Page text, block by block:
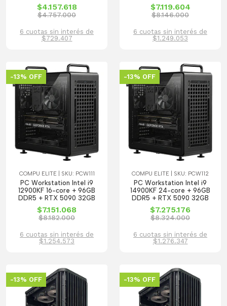
$4.157.618
$4.757.000
6 cuotas sin interés de
$729.407
$7.119.604
$8.146.000
6 cuotas sin interés de
$1.249.053
-13% OFF
COMPU ELITE | SKU: PCW111
PC Workstation Intel i9
12900KF 16-core + 96GB
DDR5 + RTX 5090 32GB
$7.151.068
$8.182.000
6 cuotas sin interés de
$1.254.573
-13% OFF
COMPU ELITE | SKU: PCW112
PC Workstation Intel i9
14900KF 24-core + 96GB
DDR5 + RTX 5090 32GB
$7.275.176
$8.324.000
6 cuotas sin interés de
$1.276.347
-13% OFF -13% OFF